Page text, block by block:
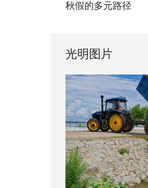
秋假的多元路径
光明图片